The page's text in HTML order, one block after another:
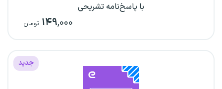
با پاسخ‌نامه تشریحی
۱۴۹,۰۰۰ تومان
جدید